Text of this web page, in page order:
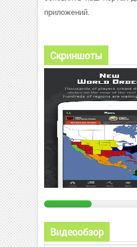
приложений.
Скриншоты
Видеообзор